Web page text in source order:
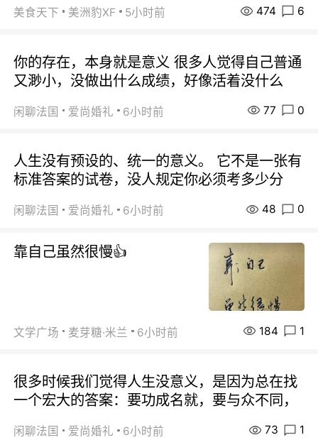
美食天下 美洲豹XF 5小时前 474 6
你的存在，本身就是意义 很多人觉得自己普通
又渺小，没做出什么成绩，好像活着没什么
闲聊法国 爱尚婚礼 6小时前 77 0
人生没有预设的、统一的意义。 它不是一张有
标准答案的试卷，没人规定你必须考多少分
闲聊法国 爱尚婚礼 6小时前 48 0
靠自己虽然很慢👍
文学广场 麦芽糖·米兰 6小时前 184 1
很多时候我们觉得人生没意义，是因为总在找
一个宏大的答案：要功成名就，要与众不同，
闲聊法国 爱尚婚礼 6小时前 73 1